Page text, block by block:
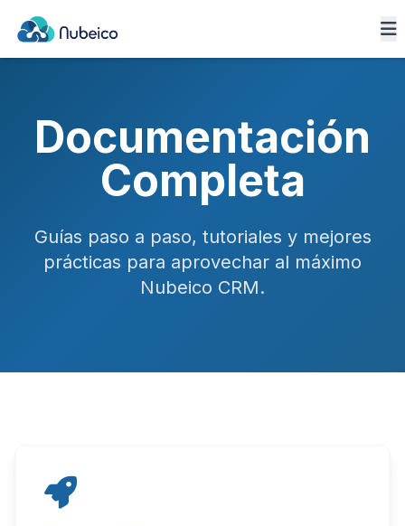
Documentación
Completa
Guías paso a paso, tutoriales y mejores
prácticas para aprovechar al máximo
Nubeico CRM.